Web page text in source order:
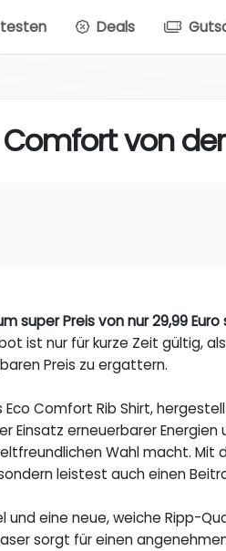
Deals
von
super Preis von nur 29,99
ist nur für kurze Zeit gültig,
Preis zu ergattern.
Comfort Rib Shirt,
Einsatz erneuerbarer
Wahl macht.
leistest auch einen
eine neue, weiche Ripp-
sorgt für einen